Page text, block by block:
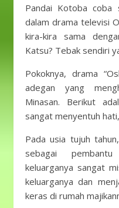
Pandai Kotoba coba
dalam drama televisi
kira-kira sama
Katsu? Tebak sendiri
Pokoknya, drama
adegan yang
Minasan. Berikut
sangat menyentuh
Pada usia tujuh
sebagai
keluarganya sangat
keluarganya dan
keras di rumah